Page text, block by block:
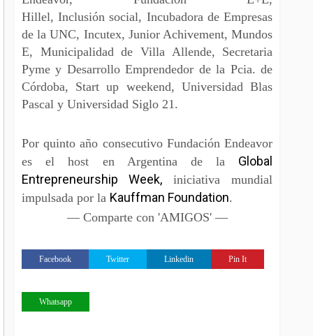
Hillel, Inclusión social, Incubadora de Empresas
de la UNC, Incutex, Junior Achivement, Mundos
E, Municipalidad de Villa Allende, Secretaria
Pyme y Desarrollo Emprendedor de la Pcia. de
Córdoba, Start up weekend, Universidad Blas
Pascal y Universidad Siglo 21.
Por quinto año consecutivo Fundación Endeavor
es el host en Argentina de la Global
Entrepreneurship Week, iniciativa mundial
impulsada por la Kauffman Foundation.
— Comparte con 'AMIGOS' —
Facebook Twitter Linkedin Pin It
Whatsapp